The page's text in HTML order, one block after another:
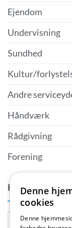
Ejendom
Undervisning
Sundhed
Kultur/
Andre
Håndværk
Rådgivning
Forening
Denne
cookies
Denne